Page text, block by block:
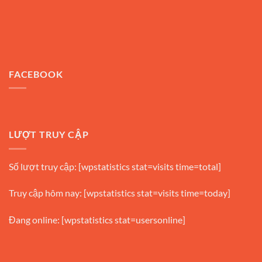
FACEBOOK
LƯỢT TRUY CẬP
Số lượt truy cập: [wpstatistics stat=visits time=total]
Truy cập hôm nay: [wpstatistics stat=visits time=today]
Đang online: [wpstatistics stat=usersonline]